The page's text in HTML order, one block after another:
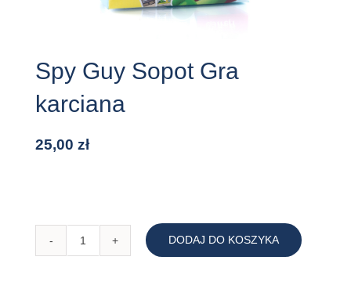
Spy Guy Sopot Gra
karciana
25,00 zł
ilość
DODAJ DO KOSZYKA